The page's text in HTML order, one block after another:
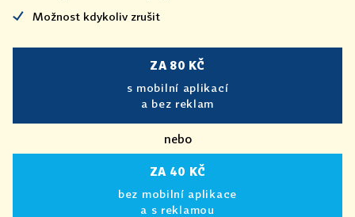
Možnost kdykoliv zrušit
ZA 80 KČ
s mobilní aplikací
a bez reklam
nebo
ZA 40 KČ
bez mobilní aplikace
a s reklamou